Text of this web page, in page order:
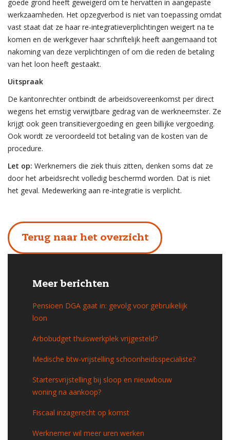
goede grond heeft geweigerd om te hervatten in aangepaste
werkzaamheden. Het opzegverbod is niet van toepassing omdat
vast staat dat ze haar re-integratieverplichtingen weigert na te
komen en de werkgever haar schriftelijk heeft aangemaand tot
nakoming van deze verplichtingen of om die reden de betaling
van het loon heeft gestaakt.
Uitspraak
De kantonrechter ontbindt de arbeidsovereenkomst per direct
wegens het ernstig verwijtbare gedrag van de werkneemster. Ze
krijgt ook geen transitievergoeding en geen billijke vergoeding.
Ook wordt ze veroordeeld tot betaling van de kosten van de
procedure.
Let op: Werknemers die ziek thuis zitten, denken soms dat ze
door het arbeidsrecht volledig beschermd worden. Dat is niet
het geval. Medewerking aan re-integratie is verplicht.
Terug naar het overzicht
Meer berichten
Pensioen DGA gaat in: gevolg voor gebruikelijk
loon
Arbobudget thuiswerkplek vrijgesteld?
Medische btw-vrijstelling schoonheidsspecialiste?
Startersvrijstelling bij sloop en nieuwbouw
woning na aankoop?
Fiscaal inzagerecht op komst
Werknemer wil meer uren werken